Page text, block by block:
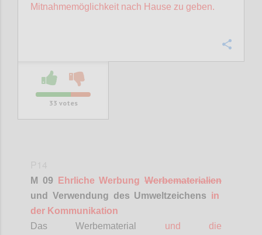
Mitnahmemöglichkeit nach Hause zu geben.
33 votes
M 09 Ehrliche Werbung Werbematerialien
und Verwendung des Umweltzeichens in
der Kommunikation
Das Werbematerial und die